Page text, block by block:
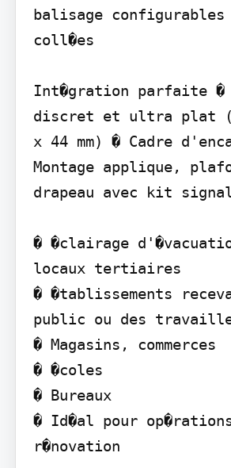
balisage configurables
coll�es
Int�gration parfaite �
discret et ultra plat
x 44 mm) � Cadre
Montage applique,
drapeau avec kit
� �clairage
locaux tertiaires
� �tablissements
public ou des
� Magasins, commerces
� �coles
� Bureaux
� Id�al pour
r�novation